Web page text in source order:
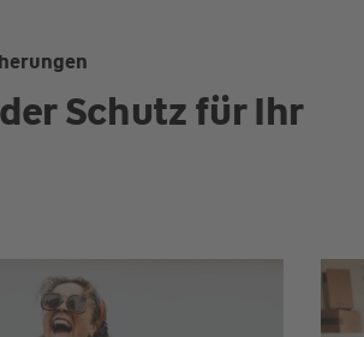
Schutz für Ihr